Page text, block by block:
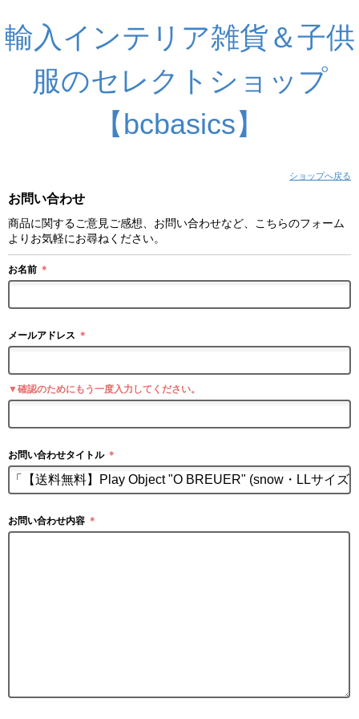
輸入インテリア雑貨＆子供
服のセレクトショップ
【bcbasics】
ショップへ戻る
お問い合わせ
商品に関するご意見ご感想、お問い合わせなど、こちらのフォーム
よりお気軽にお尋ねください。
お名前 ＊
メールアドレス ＊
▼確認のためにもう一度入力してください。
お問い合わせタイトル ＊
お問い合わせ内容 ＊